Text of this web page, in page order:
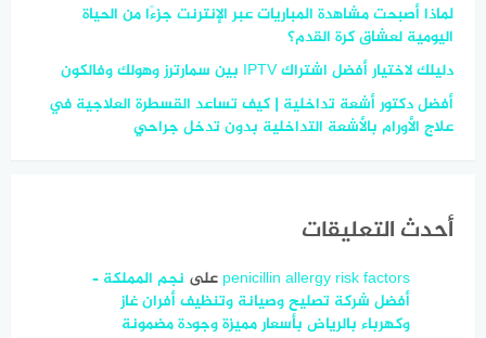
لماذا أصبحت مشاهدة المباريات عبر الإنترنت جزءًا من الحياة
اليومية لعشاق كرة القدم؟
دليلك لاختيار أفضل اشتراك IPTV بين سمارترز وهولك وفالكون
أفضل دكتور أشعة تداخلية | كيف تساعد القسطرة العلاجية في
علاج الأورام بالأشعة التداخلية بدون تدخل جراحي
أحدث التعليقات
penicillin allergy risk factors على نجم المملكة –
أفضل شركة تصليح وصيانة وتنظيف أفران غاز
وكهرباء بالرياض بأسعار مميزة وجودة مضمونة